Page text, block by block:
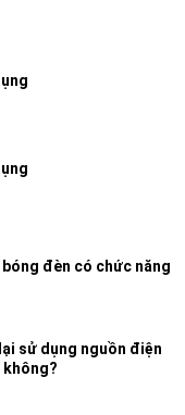
đèn có chức năng
sử dụng nguồn điện
không?